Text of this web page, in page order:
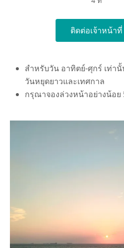
ติดต่อเจ้าหน้าที่
สำหรับวัน อาทิตย์-ศุกร์ เท่านั้
วันหยุดยาวและเทศกาล
กรุณาจองล่วงหน้าอย่างน้อย